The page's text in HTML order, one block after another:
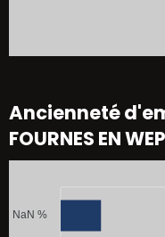
Ancienneté
FOURNES EN
NaN %